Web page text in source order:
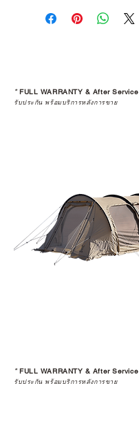
*FULL WARRANTY & After Service
รับประกัน พร้อมบริการหลังการขาย
*FULL WARRANTY & After Service
รับประกัน พร้อมบริการหลังการขาย